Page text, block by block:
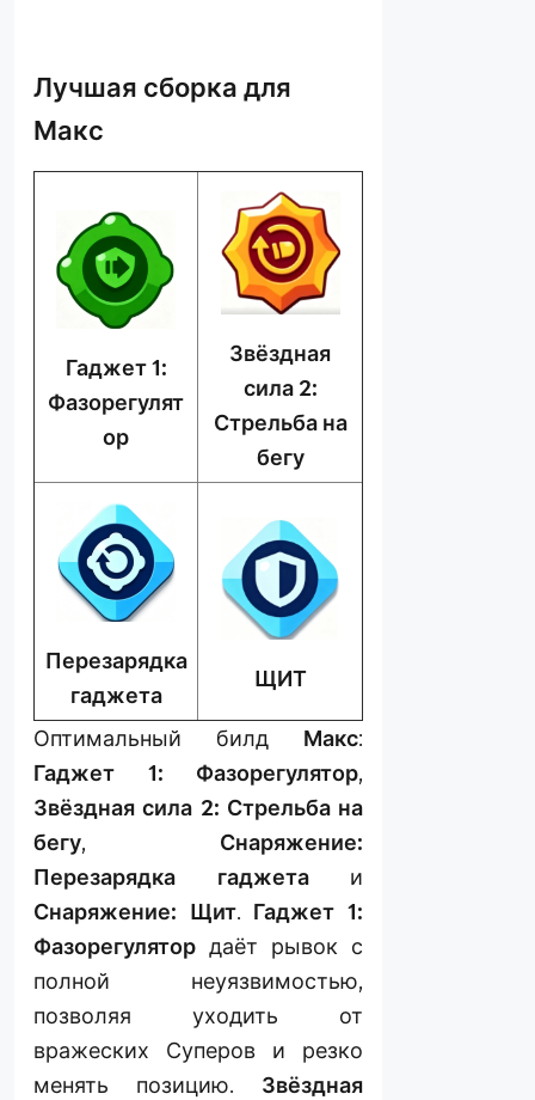
Лучшая сборка для
Макс
Гаджет 1:
Фазорегулят
ор
Звёздная
сила 2:
Стрельба на
бегу
Перезарядка
гаджета
ЩИТ
Оптимальный билд Макс:
Гаджет 1: Фазорегулятор,
Звёздная сила 2: Стрельба на
бегу, Снаряжение:
Перезарядка гаджетаи
Снаряжение: Щит. Гаджет 1:
Фазорегулятор даёт рывок с
полной неуязвимостью,
позволяя уходить от
вражеских Суперов и резко
менять позицию. Звёздная